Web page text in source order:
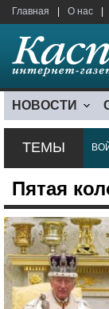
Главная О нас
НОВОСТИ
ТЕМЫ
Пятая